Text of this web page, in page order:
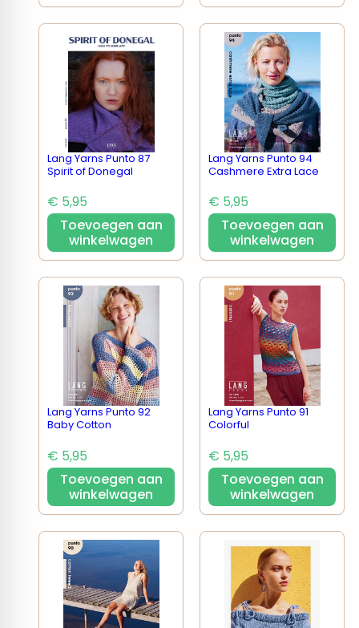
Lang Yarns Punto 87
Spirit of Donegal
€ 5,95
Toevoegen aan
winkelwagen
Lang Yarns Punto 94
Cashmere Extra Lace
€ 5,95
Toevoegen aan
winkelwagen
Lang Yarns Punto 92
Baby Cotton
€ 5,95
Toevoegen aan
winkelwagen
Lang Yarns Punto 91
Colorful
€ 5,95
Toevoegen aan
winkelwagen